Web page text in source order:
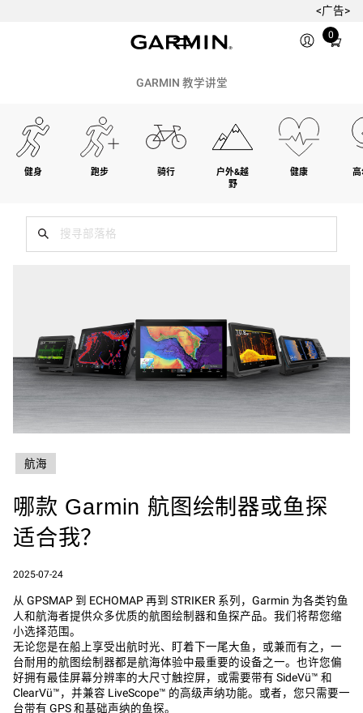
<广告>
0
Total
items
GARMIN 教学讲堂
健身 跑步 骑行
户外&越
野
健康 高
航海
哪款 Garmin 航图绘制器或鱼探
适合我？
2025-07-24
从 GPSMAP 到 ECHOMAP 再到 STRIKER 系列，Garmin 为各类钓鱼
人和航海者提供众多优质的航图绘制器和鱼探产品。我们将帮您缩
小选择范围。
无论您是在船上享受出航时光、盯着下一尾大鱼，或兼而有之，一
台耐用的航图绘制器都是航海体验中最重要的设备之一。也许您偏
好拥有最佳屏幕分辨率的大尺寸触控屏，或需要带有 SideVü™ 和
ClearVü™，并兼容 LiveScope™ 的高级声纳功能。或者，您只需要一
台带有 GPS 和基础声纳的鱼探。